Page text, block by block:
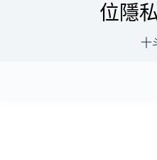
位隱
十